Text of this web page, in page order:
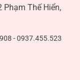
Phạm Thế Hiển,
- 0937.455.523